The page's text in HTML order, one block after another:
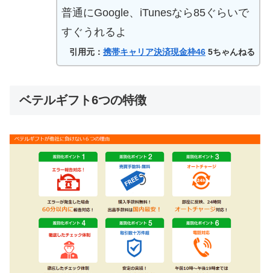
普通にGoogle、iTunesなら85ぐらいで
すぐうれるよ
引用元： 携帯キャリア決済現金枠46 5ちゃんねる
ベテルギフト6つの特徴